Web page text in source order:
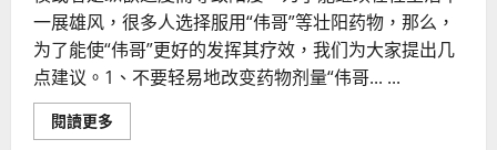
一展雄风，很多人选择服用“伟哥”等壮阳药物，那么，
为了能使“伟哥”更好的发挥其疗效，我们为大家提出几
点建议。1、不要轻易地改变药物剂量“伟哥... ...
閱讀更多
more